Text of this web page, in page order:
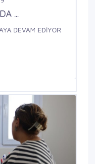
...
DEVAM EDİYOR